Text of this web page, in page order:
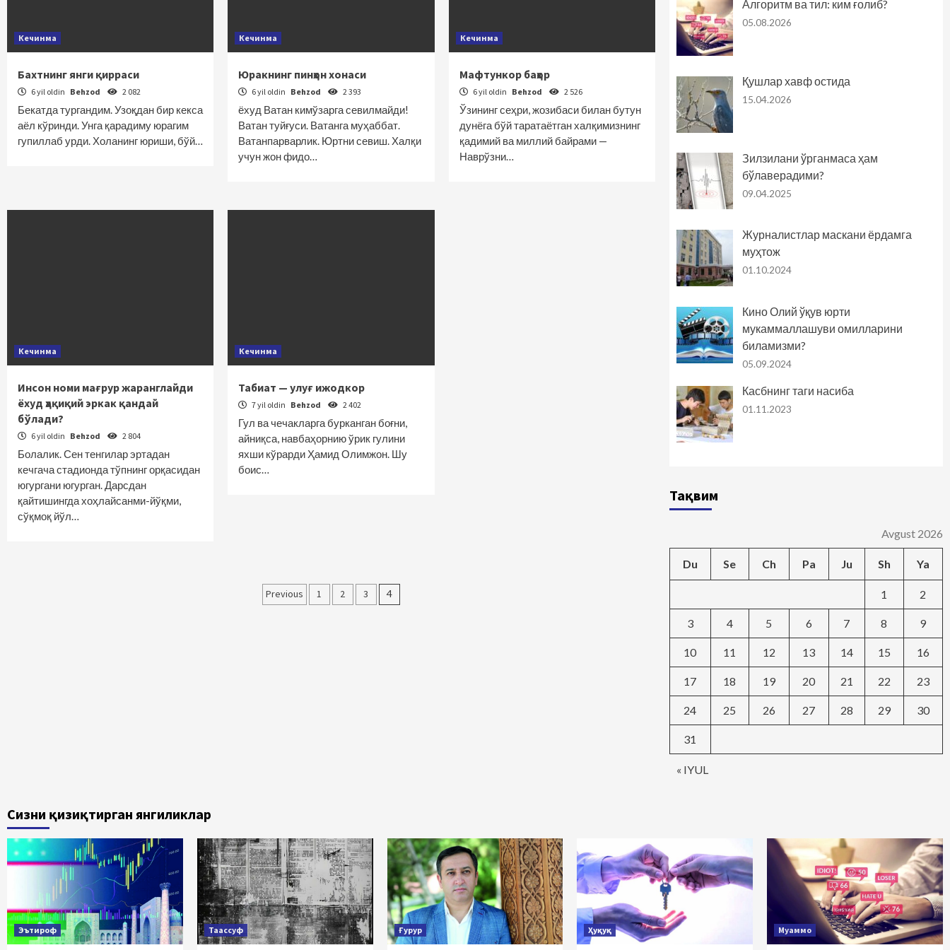
Кечинма
Бахтнинг янги қирраси
6 yil oldin Behzod 2 082
Бекатда тургандим. Узоқдан бир кекса
аёл кўринди. Унга қарадиму юрагим
гупиллаб урди. Холанинг юриши, бўй…
Кечинма
Юракнинг пинҳон хонаси
6 yil oldin Behzod 2 393
ёхуд Ватан кимўзарга севилмайди!
Ватан туйғуси. Ватанга муҳаббат.
Ватанпарварлик. Юртни севиш. Халқи
учун жон фидо…
Кечинма
Мафтункор баҳор
6 yil oldin Behzod 2 526
Ўзининг сеҳри, жозибаси билан бутун
дунёга бўй таратаётган халқимизнинг
қадимий ва миллий байрами —
Наврўзни…
Кечинма
Инсон номи мағрур жаранглайди
ёхуд ҳақиқий эркак қандай
бўлади?
6 yil oldin Behzod 2 804
Болалик. Сен тенгилар эртадан
кечгача стадионда тўпнинг орқасидан
югургани югурган. Дарсдан
қайтишингда хоҳлайсанми-йўқми,
сўқмоқ йўл…
Кечинма
Табиат — улуғ ижодкор
7 yil oldin Behzod 2 402
Гул ва чечакларга бурканган боғни,
айниқса, навбаҳорнию ўрик гулини
яхши кўрарди Ҳамид Олимжон. Шу
боис…
Maqolalar
Previous 1 2 3 4
Алгоритм ва тил: ким ғолиб?
05.08.2026
Қушлар хавф остида
15.04.2026
Зилзилани ўрганмаса ҳам
бўлаверадими?
09.04.2025
Журналистлар маскани ёрдамга
муҳтож
01.10.2024
Кино Олий ўқув юрти
мукаммаллашуви омилларини
биламизми?
05.09.2024
Касбнинг таги насиба
01.11.2023
Тақвим
Avgust 2026
Du Se Ch Pa Ju Sh Ya
« IYUL
1 2
3 4 5 6 7 8 9
10 11 12 13 14 15 16
17 18 19 20 21 22 23
24 25 26 27 28 29 30
31
Сизни қизиқтирган янгиликлар
Эътироф Таассуф Ғурур Ҳуқуқ Муаммо